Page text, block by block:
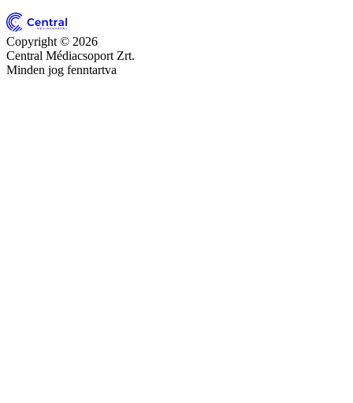
Copyright © 2026
Central Médiacsoport Zrt.
Minden jog fenntartva